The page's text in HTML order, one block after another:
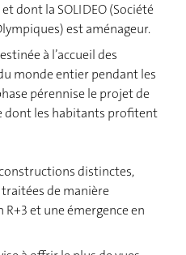
dont la SOLIDEO (Société
est aménageur.
à l’accueil des
monde entier pendant les
pérennise le projet de
dont les habitants profitent
distinctes,
de manière
et une émergence en